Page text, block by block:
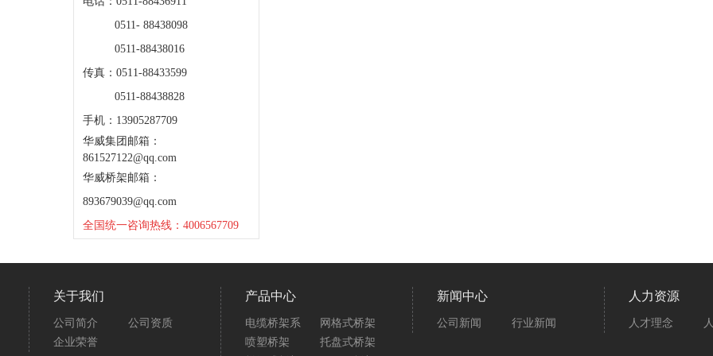
0511- 88438098
0511-88438016
传真：0511-88433599
0511-88438828
手机：13905287709
华威集团邮箱：
861527122@qq.com
华威桥架邮箱：
893679039@qq.com
全国统一咨询热线：4006567709
关于我们
公司简介
公司资质
企业荣誉
产品中心
电缆桥架系
网格式桥架
喷塑桥架
托盘式桥架
新闻中心
公司新闻 行业新闻
人力资源
人才理念